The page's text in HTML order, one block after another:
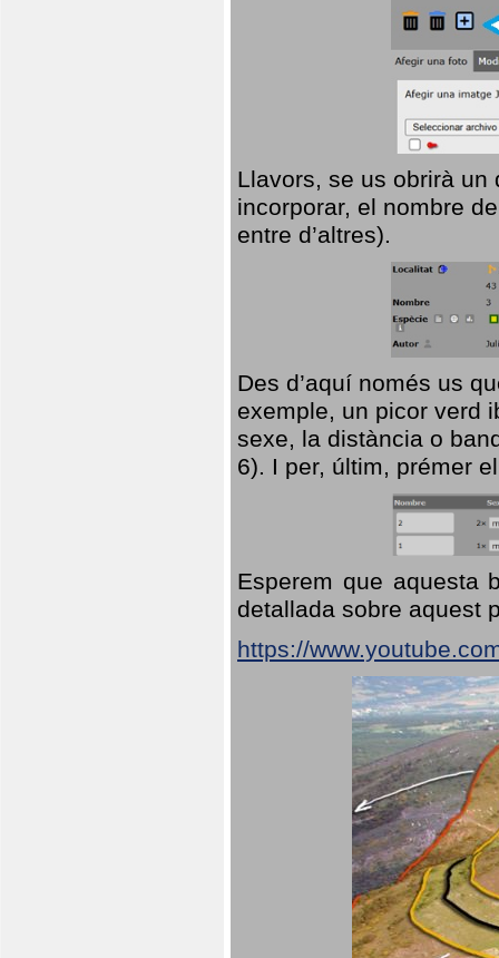
Llavors, se us obrirà
incorporar, el nombre
entre d’altres).
Des d’aquí només us
exemple, un picor verd
sexe, la distància o
6). I per, últim, prémer
Esperem que aquesta
detallada sobre aquest
https://